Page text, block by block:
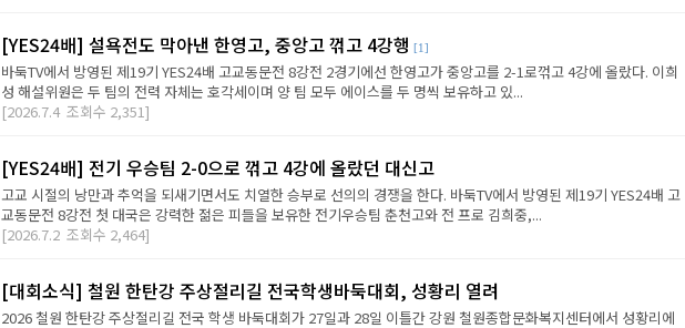
[YES24배] 설욕전도 막아낸 한영고, 중앙고 꺾고 4강행 [1]
바둑TV에서 방영된 제19기 YES24배 고교동문전 8강전 2경기에선 한영고가 중앙고를 2-1로꺾고 4강에 올랐다. 이희
성 해설위원은 두 팀의 전력 자체는 호각세이며 양 팀 모두 에이스를 두 명씩 보유하고 있...
[2026.7.4 조회수 2,351]
[YES24배] 전기 우승팀 2-0으로 꺾고 4강에 올랐던 대신고
고교 시절의 낭만과 추억을 되새기면서도 치열한 승부로 선의의 경쟁을 한다. 바둑TV에서 방영된 제19기 YES24배 고
교동문전 8강전 첫 대국은 강력한 젊은 피들을 보유한 전기우승팀 춘천고와 전 프로 김희중,...
[2026.7.2 조회수 2,464]
[대회소식] 철원 한탄강 주상절리길 전국학생바둑대회, 성황리 열려
2026 철원 한탄강 주상절리길 전국 학생 바둑대회가 27일과 28일 이틀간 강원 철원종합문화복지센터에서 성황리에